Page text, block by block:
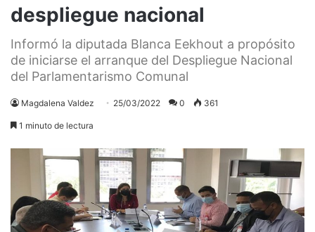
despliegue nacional
Informó la diputada Blanca Eekhout a propósito
de iniciarse el arranque del Despliegue Nacional
del Parlamentarismo Comunal
Magdalena Valdez 25/03/2022 0 361
1 minuto de lectura